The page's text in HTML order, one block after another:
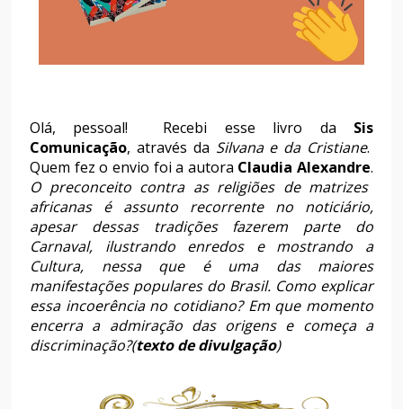
Olá, pessoal! Recebi esse livro da Sis
Comunicação, através da Silvana e da Cristiane.
Quem fez o envio foi a autora Claudia Alexandre.
O preconceito contra as religiões de matrizes
africanas é assunto recorrente no noticiário,
apesar dessas tradições fazerem parte do
Carnaval, ilustrando enredos e mostrando a
Cultura, nessa que é uma das maiores
manifestações populares do Brasil. Como explicar
essa incoerência no cotidiano? Em que momento
encerra a admiração das origens e começa a
discriminação?(texto de divulgação)